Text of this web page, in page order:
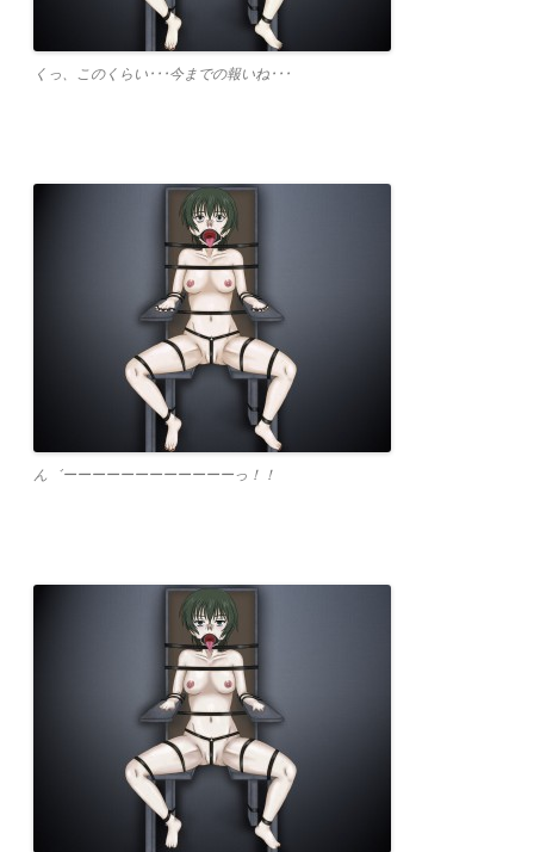
くっ、このくらい･･･今までの報いね･･･
ん゛ーーーーーーーーーーーーっ！！